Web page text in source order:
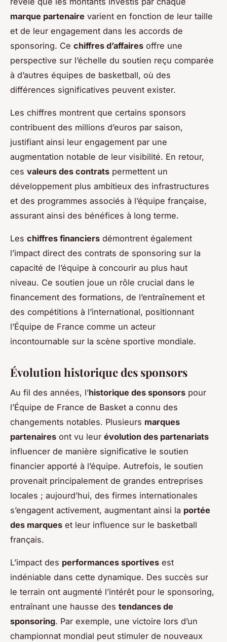
marque partenaire varient en fonction de leur taille
et de leur engagement dans les accords de
sponsoring. Ce chiffres d’affaires offre une
perspective sur l’échelle du soutien reçu comparée
à d’autres équipes de basketball, où des
différences significatives peuvent exister.
Les chiffres montrent que certains sponsors
contribuent des millions d’euros par saison,
justifiant ainsi leur engagement par une
augmentation notable de leur visibilité. En retour,
ces valeurs des contrats permettent un
développement plus ambitieux des infrastructures
et des programmes associés à l’équipe française,
assurant ainsi des bénéfices à long terme.
Les chiffres financiers démontrent également
l’impact direct des contrats de sponsoring sur la
capacité de l’équipe à concourir au plus haut
niveau. Ce soutien joue un rôle crucial dans le
financement des formations, de l’entraînement et
des compétitions à l’international, positionnant
l’Équipe de France comme un acteur
incontournable sur la scène sportive mondiale.
Évolution historique des sponsors
Au fil des années, l’historique des sponsors pour
l’Équipe de France de Basket a connu des
changements notables. Plusieurs marques
partenaires ont vu leur évolution des partenariats
influencer de manière significative le soutien
financier apporté à l’équipe. Autrefois, le soutien
provenait principalement de grandes entreprises
locales ; aujourd’hui, des firmes internationales
s’engagent activement, augmentant ainsi la portée
des marques et leur influence sur le basketball
français.
L’impact des performances sportives est
indéniable dans cette dynamique. Des succès sur
le terrain ont augmenté l’intérêt pour le sponsoring,
entraînant une hausse des tendances de
sponsoring. Par exemple, une victoire lors d’un
championnat mondial peut stimuler de nouveaux